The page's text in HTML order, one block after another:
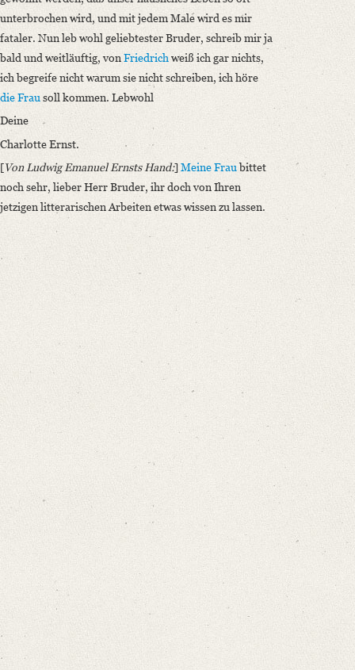
unterbrochen wird, und mit jedem Male wird es mir
fataler. Nun leb wohl geliebtester Bruder, schreib mir ja
bald und weitläuftig, von Friedrich weiß ich gar nichts,
ich begreife nicht warum sie nicht schreiben, ich höre
die Frau soll kommen. Lebwohl
Deine
Charlotte Ernst.
[Von Ludwig Emanuel Ernsts Hand:]Meine Fraubittet
noch sehr, lieber Herr Bruder, ihr doch von Ihren
jetzigen litterarischen Arbeiten etwas wissen zu lassen.